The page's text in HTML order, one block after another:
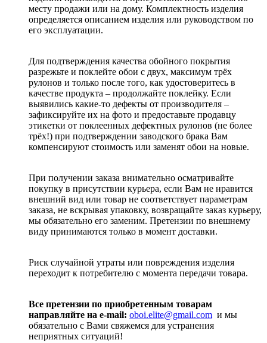
месту продажи или на дому. Комплектность изделия
определяется описанием изделия или руководством по
его эксплуатации.
Для подтверждения качества обойного покрытия
разрежьте и поклейте обои с двух, максимум трёх
рулонов и только после того, как удостоверитесь в
качестве продукта – продолжайте поклейку. Если
выявились какие-то дефекты от производителя –
зафиксируйте их на фото и предоставьте продавцу
этикетки от поклеенных дефектных рулонов (не более
трёх!) при подтверждении заводского брака Вам
компенсируют стоимость или заменят обои на новые.
При получении заказа внимательно осматривайте
покупку в присутствии курьера, если Вам не нравится
внешний вид или товар не соответствует параметрам
заказа, не вскрывая упаковку, возвращайте заказ курьеру,
мы обязательно его заменим. Претензии по внешнему
виду принимаются только в момент доставки.
Риск случайной утраты или повреждения изделия
переходит к потребителю с момента передачи товара.
Все претензии по приобретенным товарам
направляйте на e-mail: oboi.elite@gmail.com и мы
обязательно с Вами свяжемся для устранения
неприятных ситуаций!